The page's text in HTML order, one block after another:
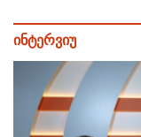
ინტერვიუ